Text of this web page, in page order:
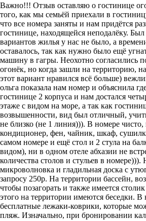
Важно!!! Отзыв оставляю о гостинице
того, как мы семьёй приехали в
что все номера заняты и нам придётся
гостинице, находящейся неподалёку.
вариантов жилья у нас не было, а
оставалось, так как нужно было ещё
машину в гагры. Неохотно согласились
огонёк, но когда зашли на территорию,
этот вариант нравился всё больше)
ольга показала нам номер и объяснила
гостинице 2 корпуса и нам достался
этаже с видом на море, а так как
возвышенности, вид был отличный,
не близко (не 1 линия))). В номере чисто,
кондиционер, фен, чайник, шкаф,
самом номере и ещё стол и 2 стула на
видом), ни в одном отеле абхазии не
количества столов и стульев в номере))).
микроволновка и гладильная доска с
запросу 250р. На территории бассейн,
чтобы позагорать и также имеется
этого на территории имеются беседки. В
бесплатные лежаки-коврики, которые
пляж. Изначально, при бронировании